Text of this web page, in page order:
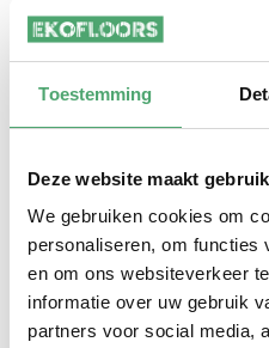
Toestemming
Deze website maakt
We gebruiken cookies om
personaliseren, om functies
en om ons websiteverkeer
informatie over uw gebruik
partners voor social media,